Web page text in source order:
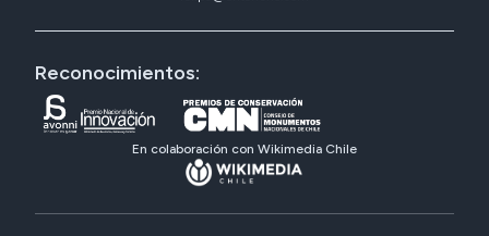
Reconocimientos:
En colaboración con Wikimedia Chile